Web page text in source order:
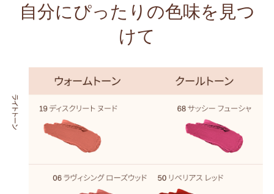
自分にぴったりの色味を見つ
けて